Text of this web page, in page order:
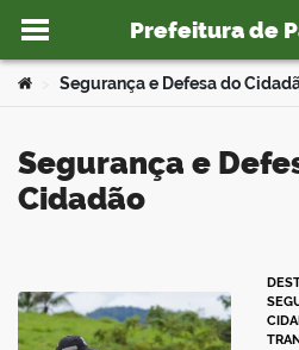
Ir para o conteúdo
Prefeitura de
portal
Você está aqui:
Segurança e Defesa do
Segurança e Defesa do
Cidadão